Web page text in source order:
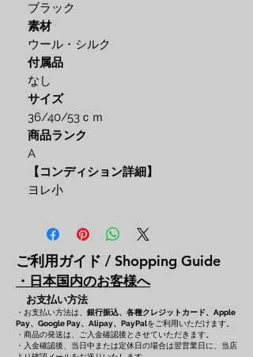
ブラック
素材
ウール・シルク
付属品
なし
サイズ
36/40/53ｃｍ
商品ランク
A
【コンディション詳細】
ヨレ小
ご利用ガイド / Shopping Guide
・日本国内のお客様へ
お支払い方法
・お支払い方法は、 銀行振込、各種クレジットカード、 Apple
Pay、Google Pay、Alipay、PayPalをご利用いただけます。
・商品の発送は、ご入金確認後とさせていただきます。
・入金確認後、当日中または定休日の場合は翌営業日に、当店